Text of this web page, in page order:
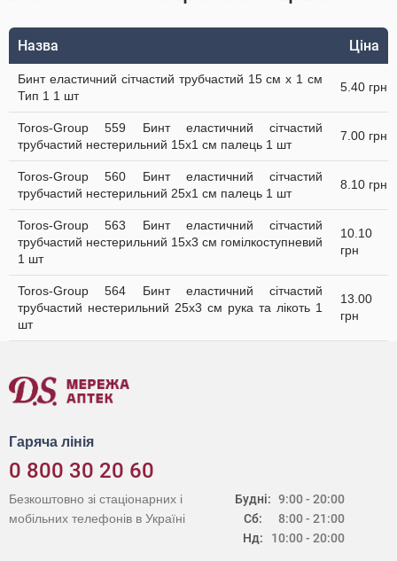
Назва Ціна
Бинт еластичний сітчастий трубчастий 15 см x 1 см
Тип 1 1 шт
5.40 грн
Toros-Group 559 Бинт еластичний сітчастий
трубчастий нестерильний 15х1 см палець 1 шт
7.00 грн
Toros-Group 560 Бинт еластичний сітчастий
трубчастий нестерильний 25х1 см палець 1 шт
8.10 грн
Toros-Group 563 Бинт еластичний сітчастий
трубчастий нестерильний 15х3 см гомілкоступневий
1 шт
10.10
грн
Toros-Group 564 Бинт еластичний сітчастий
трубчастий нестерильний 25х3 см рука та лікоть 1
шт
13.00
грн
Гаряча лінія
0 800 30 20 60
Будні:
Сб:
Нд:
9:00 - 20:00
8:00 - 21:00
10:00 - 20:00
Безкоштовно зі стаціонарних і
мобільних телефонів в Україні